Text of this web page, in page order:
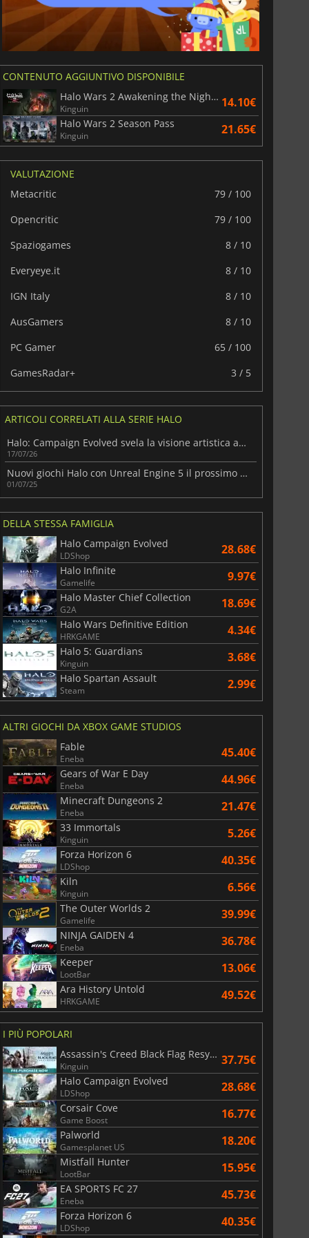
6.75€
WARHAMMER 3
15.48
Lies Of P
CONTENUTO AGGIUNTIVO DISPONIBILE
Halo Wars 2 Awakening the Nightmare
Kinguin 14.10€
Halo Wars 2 Season Pass
Kinguin 21.65€
VALUTAZIONE
Metacritic
79 / 100
Opencritic
79 / 100
Spaziogames
8 / 10
Everyeye.it
8 / 10
IGN Italy
8 / 10
AusGamers
8 / 10
PC Gamer
65 / 100
GamesRadar+
3 / 5
ARTICOLI CORRELATI ALLA SERIE HALO
Halo: Campaign Evolved svela la visione artistica alla base del remake
17/07/26
Nuovi giochi Halo con Unreal Engine 5 il prossimo autunno
01/07/25
DELLA STESSA FAMIGLIA
Halo Campaign Evolved
LDShop 28.68€
Halo Infinite
Gamelife 9.97€
Halo Master Chief Collection
G2A 18.69€
Halo Wars Definitive Edition
HRKGAME 4.34€
Halo 5: Guardians
Kinguin 3.68€
Halo Spartan Assault
Steam 2.99€
ALTRI GIOCHI DA XBOX GAME STUDIOS
Fable
Eneba 45.40€
Gears of War E Day
Eneba 44.96€
Minecraft Dungeons 2
Eneba 21.47€
33 Immortals
Kinguin 5.26€
Forza Horizon 6
LDShop 40.35€
Kiln
Kinguin 6.56€
The Outer Worlds 2
Gamelife 39.99€
NINJA GAIDEN 4
Eneba 36.78€
Keeper
LootBar 13.06€
Ara History Untold
HRKGAME 49.52€
I PIÙ POPOLARI
Assassin's Creed Black Flag Resynced
Kinguin 37.75€
Halo Campaign Evolved
LDShop 28.68€
Corsair Cove
Game Boost 16.77€
Palworld
Gamesplanet US 18.20€
Mistfall Hunter
LootBar 15.95€
EA SPORTS FC 27
Eneba 45.73€
Forza Horizon 6
LDShop 40.35€